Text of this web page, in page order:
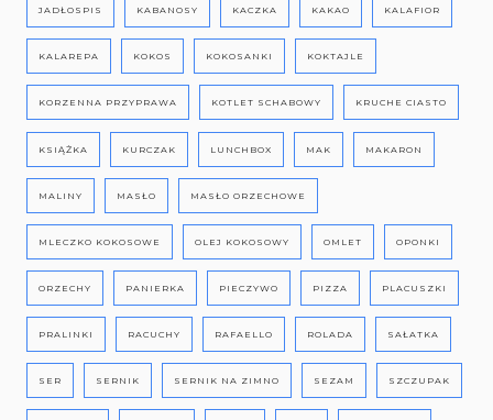
JADŁOSPIS KABANOSY KACZKA KAKAO KALAFIOR
KALAREPA KOKOS KOKOSANKI KOKTAJLE
KORZENNA PRZYPRAWA KOTLET SCHABOWY KRUCHE CIASTO
KSIĄŻKA KURCZAK LUNCHBOX MAK MAKARON
MALINY MASŁO MASŁO ORZECHOWE
MLECZKO KOKOSOWE OLEJ KOKOSOWY OMLET OPONKI
ORZECHY PANIERKA PIECZYWO PIZZA PLACUSZKI
PRALINKI RACUCHY RAFAELLO ROLADA SAŁATKA
SER SERNIK SERNIK NA ZIMNO SEZAM SZCZUPAK